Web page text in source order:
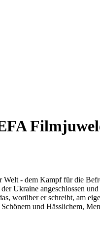
- dem Kampf für die
Ukraine angeschlossen
worüber er schreibt, am
und Hässlichem,